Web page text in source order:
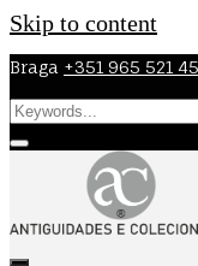
Skip to content
Braga +351 965 521